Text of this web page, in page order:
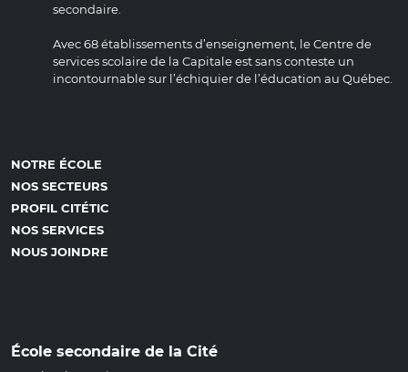
secondaire.
Avec 68 établissements d’enseignement, le Centre de
services scolaire de la Capitale est sans conteste un
incontournable sur l’échiquier de l’éducation au Québec.
NOTRE ÉCOLE
NOS SECTEURS
PROFIL CITÉTIC
NOS SERVICES
NOUS JOINDRE
École secondaire de la Cité